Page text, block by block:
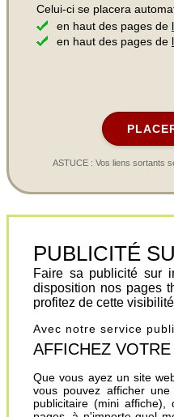
Celui-ci se placera
en haut des pages de
en haut des pages de
ASTUCE : Vos liens sortants
PUBLICITÉ
Faire sa publicité sur
disposition nos pages
profitez de cette
Avec notre service
AFFICHEZ
Que vous ayez un site
vous pouvez afficher une
publicitaire (mini affiche),